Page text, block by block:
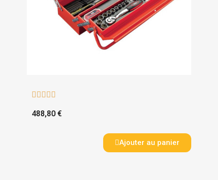
    
488,80 €
Ajouter au panier